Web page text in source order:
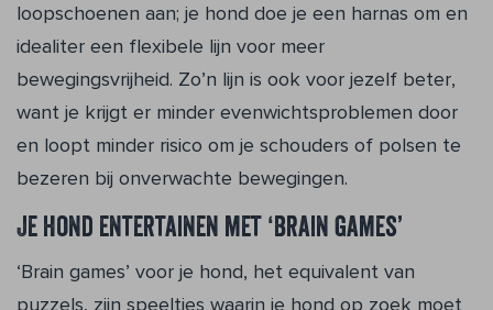
loopschoenen aan; je hond doe je een harnas om en
idealiter een flexibele lijn voor meer
bewegingsvrijheid. Zo’n lijn is ook voor jezelf beter,
want je krijgt er minder evenwichtsproblemen door
en loopt minder risico om je schouders of polsen te
bezeren bij onverwachte bewegingen.
Je hond entertainen met ‘brain games’
‘Brain games’ voor je hond, het equivalent van
puzzels, zijn speeltjes waarin je hond op zoek moet